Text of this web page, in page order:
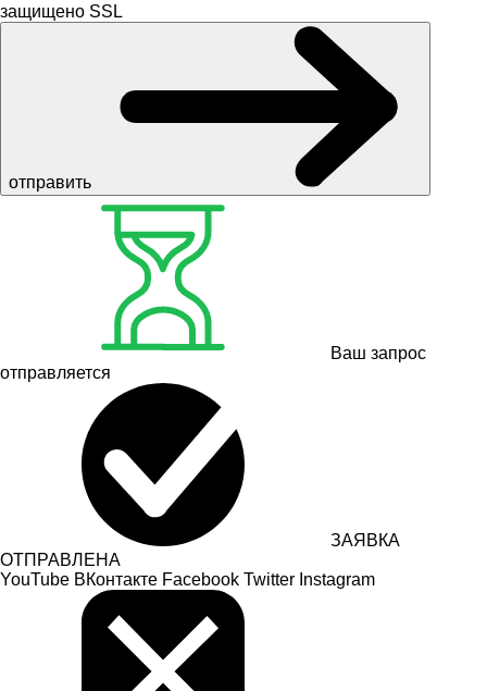
защищено SSL
отправить
Ваш запрос
отправляется
ЗАЯВКА
ОТПРАВЛЕНА
YouTube ВКонтакте Facebook Twitter Instagram